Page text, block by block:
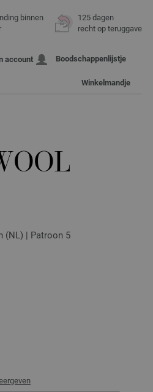
binnen
125 dagen
recht op teruggave
account Boodschappenlijstje
Winkelmandje
(NL) | Patroon 5